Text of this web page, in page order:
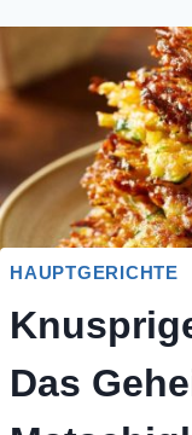
HAUPTGERICHTE
Das